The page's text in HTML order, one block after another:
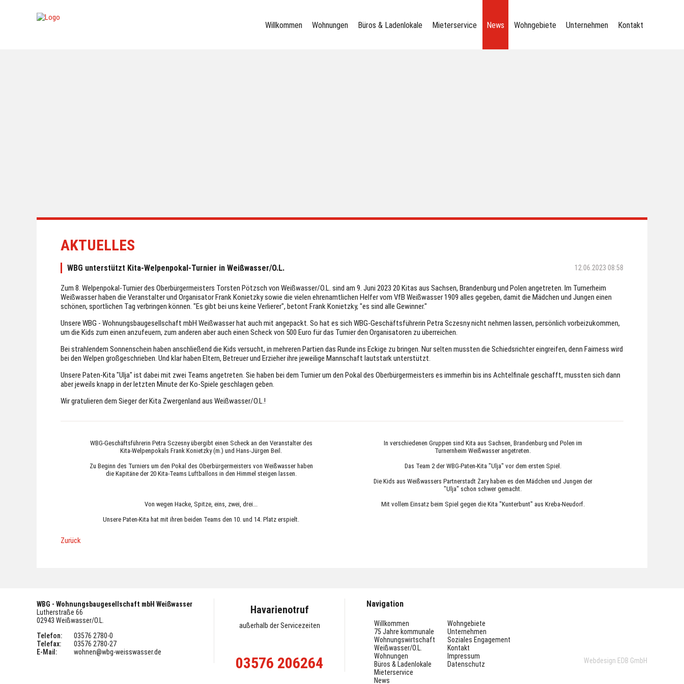
Willkommen Wohnungen Büros & Ladenlokale Mieterservice News Wohngebiete Unternehmen Kontakt
AKTUELLES
12.06.2023 08:58
WBG unterstützt Kita-Welpenpokal-Turnier in Weißwasser/O.L.
Zum 8. Welpenpokal-Turnier des Oberbürgermeisters Torsten Pötzsch von Weißwasser/O.L. sind am 9. Juni 2023 20 Kitas aus Sachsen, Brandenburg und Polen angetreten. Im Turnerheim
Weißwasser haben die Veranstalter und Organisator Frank Konietzky sowie die vielen ehrenamtlichen Helfer vom VfB Weißwasser 1909 alles gegeben, damit die Mädchen und Jungen einen
schönen, sportlichen Tag verbringen können. "Es gibt bei uns keine Verlierer", betont Frank Konietzky, "es sind alle Gewinner."
Unsere WBG - Wohnungsbaugesellschaft mbH Weißwasser hat auch mit angepackt. So hat es sich WBG-Geschäftsführerin Petra Sczesny nicht nehmen lassen, persönlich vorbeizukommen,
um die Kids zum einen anzufeuern, zum anderen aber auch einen Scheck von 500 Euro für das Turnier den Organisatoren zu überreichen.
Bei strahlendem Sonnenschein haben anschließend die Kids versucht, in mehreren Partien das Runde ins Eckige zu bringen. Nur selten mussten die Schiedsrichter eingreifen, denn Fairness wird
bei den Welpen großgeschrieben. Und klar haben Eltern, Betreuer und Erzieher ihre jeweilige Mannschaft lautstark unterstützt.
Unsere Paten-Kita "Ulja" ist dabei mit zwei Teams angetreten. Sie haben bei dem Turnier um den Pokal des Oberbürgermeisters es immerhin bis ins Achtelfinale geschafft, mussten sich dann
aber jeweils knapp in der letzten Minute der Ko-Spiele geschlagen geben.
Wir gratulieren dem Sieger der Kita Zwergenland aus Weißwasser/O.L.!
WBG-Geschäftsführerin Petra Sczesny übergibt einen Scheck an den Veranstalter des
Kita-Welpenpokals Frank Konietzky (m.) und Hans-Jürgen Beil.
In verschiedenen Gruppen sind Kita aus Sachsen, Brandenburg und Polen im
Turnernheim Weißwasser angetreten.
Zu Beginn des Turniers um den Pokal des Oberbürgermeisters von Weißwasser haben
die Kapitäne der 20 Kita-Teams Luftballons in den Himmel steigen lassen.
Das Team 2 der WBG-Paten-Kita "Ulja" vor dem ersten Spiel.
Die Kids aus Weißwassers Partnerstadt Żary haben es den Mädchen und Jungen der
"Ulja" schon schwer gemacht.
Von wegen Hacke, Spitze, eins, zwei, drei...
Mit vollem Einsatz beim Spiel gegen die Kita "Kunterbunt" aus Kreba-Neudorf.
Unsere Paten-Kita hat mit ihren beiden Teams den 10. und 14. Platz erspielt.
Zurück
WBG - Wohnungsbaugesellschaft mbH Weißwasser
Lutherstraße 66
02943 Weißwasser/O.L.
Telefon:
03576 2780-0
Telefax:
03576 2780-27
E-Mail:
wohnen@wbg-weisswasser.de
Havarienotruf
außerhalb der Servicezeiten
03576 206264
Navigation
Willkommen
75 Jahre kommunale
Wohnungswirtschaft
Weißwasser/O.L.
Wohnungen
Büros & Ladenlokale
Mieterservice
News
Wohngebiete
Unternehmen
Soziales Engagement
Kontakt
Impressum
Datenschutz
Webdesign EDB GmbH